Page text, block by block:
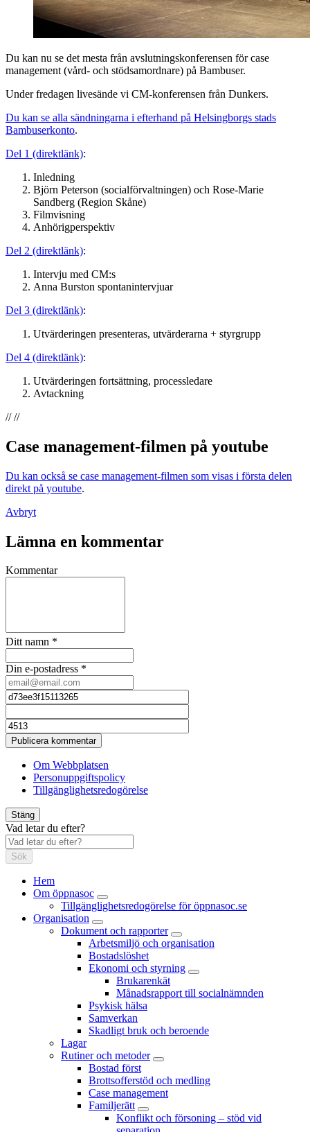
Du kan nu se det mesta från avslutningskonferensen för case
management (vård- och stödsamordnare) på Bambuser.
Under fredagen livesände vi CM-konferensen från Dunkers.
Du kan se alla sändningarna i efterhand på Helsingborgs stads
Bambuserkonto.
Del 1 (direktlänk):
Inledning
Björn Peterson (socialförvaltningen) och Rose-Marie
Sandberg (Region Skåne)
Filmvisning
Anhörigperspektiv
Del 2 (direktlänk):
Intervju med CM:s
Anna Burston spontanintervjuar
Del 3 (direktlänk):
Utvärderingen presenteras, utvärderarna + styrgrupp
Del 4 (direktlänk):
Utvärderingen fortsättning, processledare
Avtackning
// //
Case management-filmen på youtube
Du kan också se case management-filmen som visas i första delen
direkt på youtube.
Avbryt
Lämna en kommentar
Kommentar
Ditt namn *
Din e-postadress *
Publicera kommentar
Om Webbplatsen
Personuppgiftspolicy
Tillgänglighetsredogörelse
Stäng
Vad letar du efter?
Sök
Hem
Om öppnasoc
Tillgänglighetsredogörelse för öppnasoc.se
Organisation
Dokument och rapporter
Arbetsmiljö och organisation
Bostadslöshet
Ekonomi och styrning
Brukarenkät
Månadsrapport till socialnämnden
Psykisk hälsa
Samverkan
Skadligt bruk och beroende
Lagar
Rutiner och metoder
Bostad först
Brottsofferstöd och medling
Case management
Familjerätt
Konflikt och försoning – stöd vid